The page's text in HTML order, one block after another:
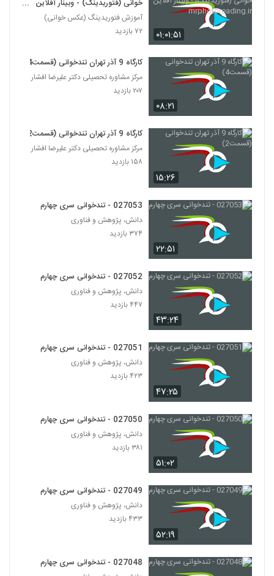
۰۱:۰۱:۵۱
خوانی (فتوریدینگ) - وبینار آفلاین
mrphotoreading.ir
آموزش فتوریدینگ (عکس خوانی)
۷۲ بازدید
۰۸:۲۱
کارگاه 9 آذر تهران تندخوانی (قسمت4)
مرکز مشاوره تحصیلی دکتر علیرضا افشار
۲۰۷ بازدید
۱۵:۲۶
کارگاه 9 آذر تهران تندخوانی (قسمت2)
مرکز مشاوره تحصیلی دکتر علیرضا افشار
۱۵۸ بازدید
۲۲:۵۱
027053 - تندخوانی سری چهارم
دانش، پژوهش و فناوری
۳۷۴ بازدید
۴۳:۲۴
027052 - تندخوانی سری چهارم
دانش، پژوهش و فناوری
۴۴۷ بازدید
۴۷:۲۵
027051 - تندخوانی سری چهارم
دانش، پژوهش و فناوری
۴۲۳ بازدید
۵۱:۰۲
027050 - تندخوانی سری چهارم
دانش، پژوهش و فناوری
۳۸۱ بازدید
۵۲:۱۹
027049 - تندخوانی سری چهارم
دانش، پژوهش و فناوری
۴۳۳ بازدید
027048 - تندخوانی سری چهارم